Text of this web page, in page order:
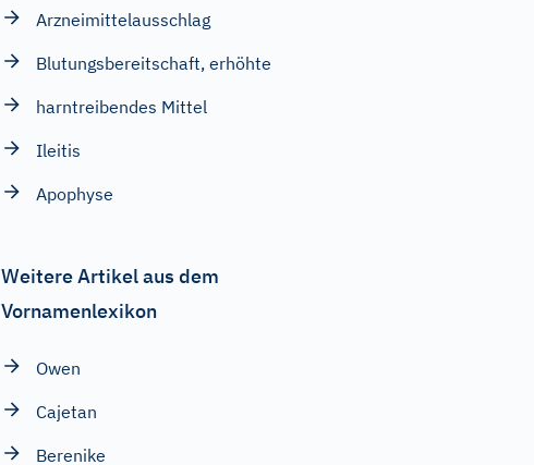
Arzneimittelausschlag
Blutungsbereitschaft, erhöhte
harntreibendes Mittel
Ileitis
Apophyse
Weitere Artikel aus dem
Vornamenlexikon
Owen
Cajetan
Berenike